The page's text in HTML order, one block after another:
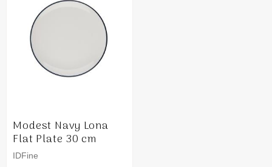
Modest Navy Lona
Flat Plate 30 cm
IDFine